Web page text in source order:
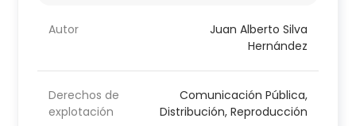
Autor
Juan Alberto Silva
Hernández
Derechos de
explotación
Comunicación Pública,
Distribución, Reproducción